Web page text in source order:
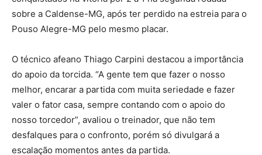
sobre a Caldense-MG, após ter perdido na estreia para o
Pouso Alegre-MG pelo mesmo placar.
O técnico afeano Thiago Carpini destacou a importância
do apoio da torcida. “A gente tem que fazer o nosso
melhor, encarar a partida com muita seriedade e fazer
valer o fator casa, sempre contando com o apoio do
nosso torcedor”, avaliou o treinador, que não tem
desfalques para o confronto, porém só divulgará a
escalação momentos antes da partida.